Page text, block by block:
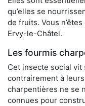
qu’elles se
de fruits. Vous
Ervy-le-Châtel.
Les fourmis
Cet insecte social
contrairement à
charpentières ne se
connues pour